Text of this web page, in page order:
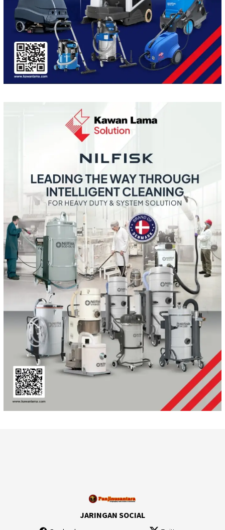
JARINGAN SOCIAL